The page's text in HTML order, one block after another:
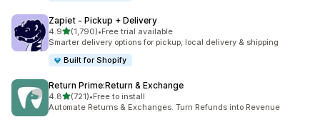
Zapiet ‑ Pickup + Delivery
4.9เต็ม 5 ดาว
(1,790)
ทั้งหมด 1790 รีวิว
•Free trial available
Smarter delivery options for pickup, local delivery & shipping
Built for Shopify
Return Prime:Return & Exchange
4.8เต็ม 5 ดาว
(721)
ทั้งหมด 721 รีวิว
•Free to install
Automate Returns & Exchanges. Turn Refunds into Revenue